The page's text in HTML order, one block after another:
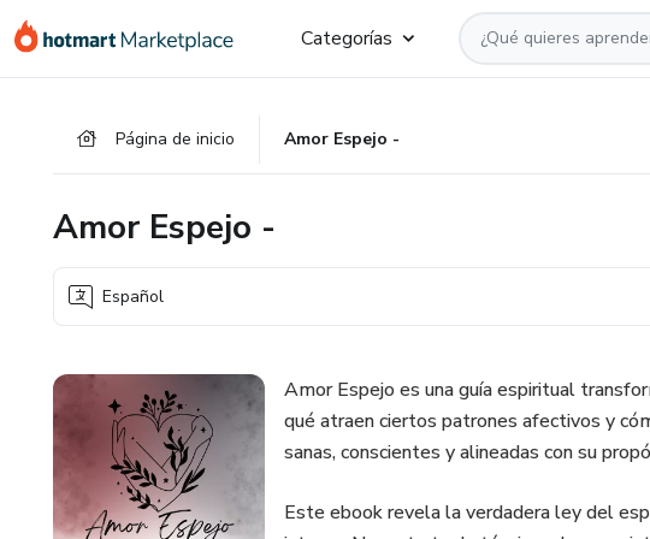
Categorías
Página de inicio Amor Espejo -
Amor Espejo -
Español
Amor Espejo es una guía espiritual
qué atraen ciertos patrones afectivos y
sanas, conscientes y alineadas con su
Este ebook revela la verdadera ley del